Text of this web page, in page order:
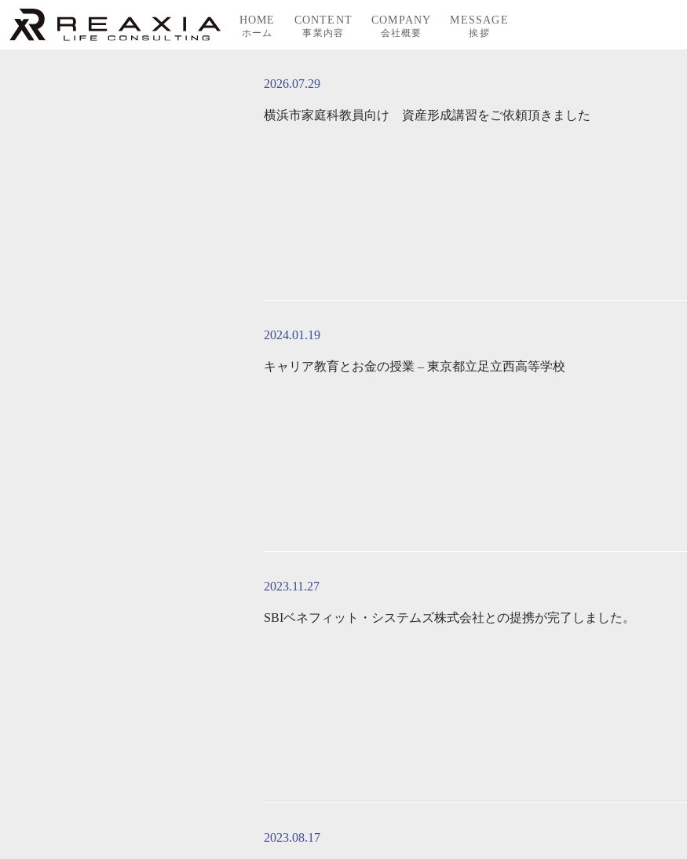
HOME
ホーム
CONTENT
事業内容
COMPANY
会社概要
MESSAGE
挨拶
2026.07.29
横浜市家庭科教員向け 資産形成講習をご依頼頂きました
2024.01.19
キャリア教育とお金の授業 – 東京都立足立西高等学校
2023.11.27
SBIベネフィット・システムズ株式会社との提携が完了しました。
2023.08.17